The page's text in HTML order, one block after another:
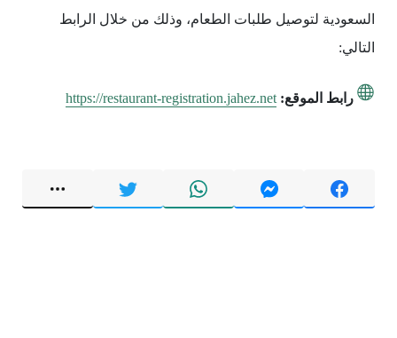
السعودية لتوصيل طلبات الطعام، وذلك من خلال الرابط
التالي:
رابط الموقع: https://restaurant-registration.jahez.net